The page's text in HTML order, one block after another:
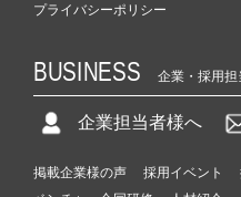
プライバシーポリシー
BUSINESS 企業・採用担
企業担当者様へ
掲載企業様の声 採用イベント